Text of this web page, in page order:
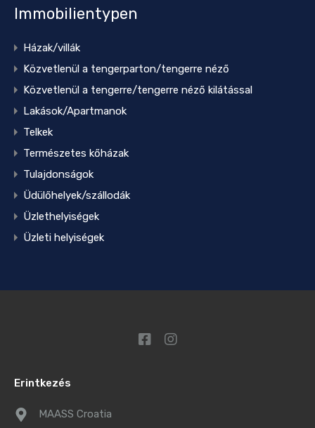
Immobilientypen
Házak/villák
Közvetlenül a tengerparton/tengerre néző
Közvetlenül a tengerre/tengerre néző kilátással
Lakások/Apartmanok
Telkek
Természetes kőházak
Tulajdonságok
Üdülőhelyek/szállodák
Üzlethelyiségek
Üzleti helyiségek
Erintkezés
MAASS Croatia